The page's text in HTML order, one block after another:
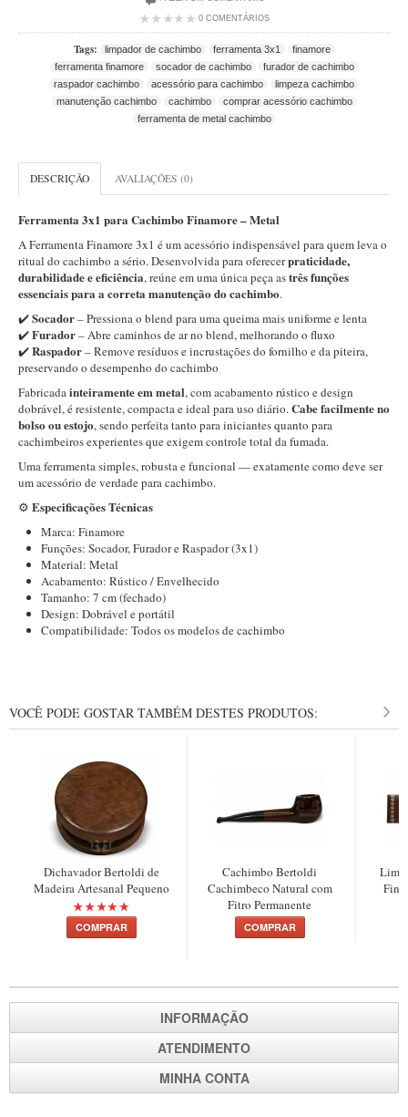
Suporte para 2 Cachimbos
Suporte Redondo
Suporte Retangular
CACHIMBOS ARTESANAIS BRASILEIROS
Cachimbos Mini
Elite Polido
Giovanni Encerado
Itália Encerado
Maestro Nacional
Caboclo - 7 Voltas
Cachimbeco
Churchwarden
Fiore
Giovanni
Jateado
Luiggi
Montana
New Rose Polido
Piccolo
Premium
Sextavado
Zuccardi
Callia
Encerado
Speciale
0 COMENTÁRIOS
Tags: limpador de cachimbo ferramenta 3x1
finamore
ferramenta finamore
socador de cachimbo
furador de cachimbo
raspador cachimbo
acessório para cachimbo
limpeza cachimbo
manutenção cachimbo
cachimbo
comprar acessório cachimbo
ferramenta de metal cachimbo
DESCRIÇÃO AVALIAÇÕES (0)
Ferramenta 3x1 para Cachimbo Finamore– Metal
A Ferramenta Finamore 3x1 é um acessório indispensável para quem leva o
ritual do cachimbo a sério. Desenvolvida para oferecerpraticidade,
durabilidade e eficiência, reúne em uma única peça astrês funções
essenciais para a correta manutenção do cachimbo.
✔️Socador– Pressiona o blend para uma queima mais uniforme e lenta
✔️Furador– Abre caminhos de ar no blend, melhorando o fluxo
✔️Raspador– Remove resíduos e incrustações do fornilho e da piteira,
preservando o desempenho do cachimbo
Fabricadainteiramente em metal, com acabamento rústico e design
dobrável, é resistente, compacta e ideal para uso diário.Cabe facilmente no
bolso ou estojo, sendo perfeita tanto para iniciantes quanto para
cachimbeiros experientes que exigem controle total da fumada.
Uma ferramenta simples, robusta e funcional — exatamente como deve ser
um acessório de verdade para cachimbo.
⚙️ Especificações Técnicas
Marca: Finamore
Funções: Socador, Furador e Raspador (3x1)
Material: Metal
Acabamento: Rústico / Envelhecido
Tamanho: 7 cm (fechado)
Design: Dobrável e portátil
Compatibilidade: Todos os modelos de cachimbo
VOCÊ PODE GOSTAR TAMBÉM DESTES PRODUTOS:
Dichavador Bertoldi de
Madeira Artesanal Pequeno
COMPRAR
Cachimbo Bertoldi
Cachimbeco Natural com
Fitro Permanente
COMPRAR
INFORMAÇÃO
ATENDIMENTO
MINHA CONTA